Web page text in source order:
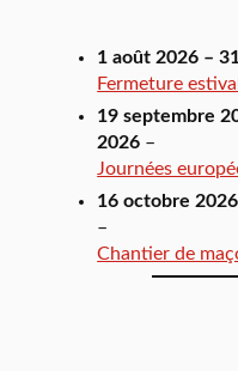
1 août 2026 –
Fermeture
19 septembre
2026 –
Journées
16 octobre 2026
–
Chantier de